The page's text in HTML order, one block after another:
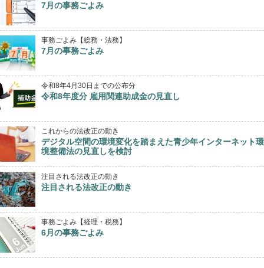
7月の事務ごよみ
事務ごよみ【総務・法務】
7月の事務ごよみ
令和8年4月30日までの公布分
令和8年度分 雇用関連助成金の見直し
これからの法改正の動き
デジタル空間の環境変化を踏まえた青少年インターネット環
境整備法の見直しを検討
注目される法改正の動き
注目される法改正の動き
事務ごよみ【経理・税務】
6月の事務ごよみ